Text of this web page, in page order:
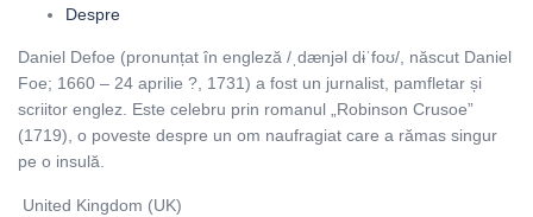
Despre
Daniel Defoe (pronunțat în engleză /ˌdænjəl dɨˈfoʊ/, născut Daniel
Foe; 1660 – 24 aprilie ?, 1731) a fost un jurnalist, pamfletar și
scriitor englez. Este celebru prin romanul „Robinson Crusoe”
(1719), o poveste despre un om naufragiat care a rămas singur
pe o insulă.
United Kingdom (UK)